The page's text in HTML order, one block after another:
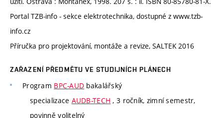
Portal TZB-info - sekce elektrotechnika, dostupné z www.tzb-
info.cz
Příručka pro projektování, montáže a revize, SALTEK 2016
ZAŘAZENÍ PŘEDMĚTU VE STUDIJNÍCH PLÁNECH
Program BPC-AUD bakalářský
specializace AUDB-TECH , 3 ročník, zimní semestr,
povinně volitelný